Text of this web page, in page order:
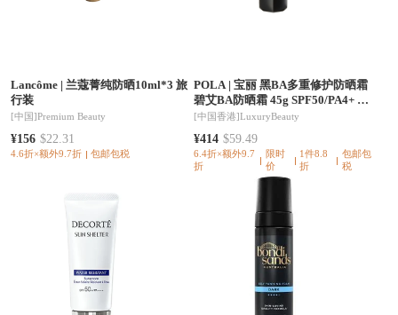
Lancôme| 兰蔻菁纯防晒10ml*3 旅
行装
[中国]Premium Beauty
¥156 $22.31
4.6折×额外9.7折 包邮包税
POLA|宝丽 黑BA多重修护防晒霜
碧艾BA防晒霜 45g SPF50/PA4+ 轻
盈自然不泛白 防晒滋养肌肤
[中国香港]LuxuryBeauty
¥414 $59.49
6.4折×额外9.7
折
限时
价
1件8.8
折
包邮包
税